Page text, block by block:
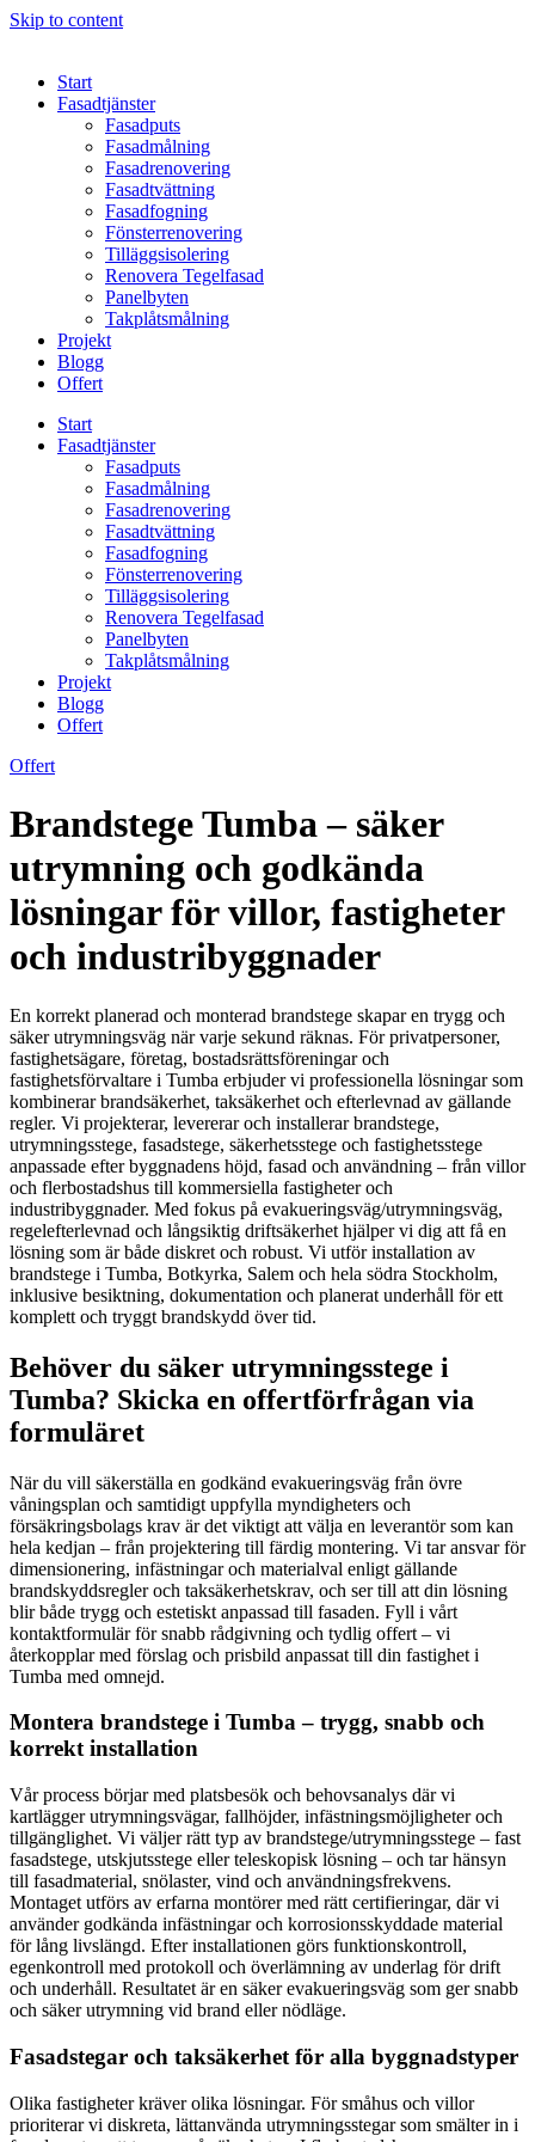
Skip to content
Start
Fasadtjänster
Fasadputs
Fasadmålning
Fasadrenovering
Fasadtvättning
Fasadfogning
Fönsterrenovering
Tilläggsisolering
Renovera Tegelfasad
Panelbyten
Takplåtsmålning
Projekt
Blogg
Offert
Start
Fasadtjänster
Fasadputs
Fasadmålning
Fasadrenovering
Fasadtvättning
Fasadfogning
Fönsterrenovering
Tilläggsisolering
Renovera Tegelfasad
Panelbyten
Takplåtsmålning
Projekt
Blogg
Offert
Offert
Brandstege Tumba – säker
utrymning och godkända
lösningar för villor, fastigheter
och industribyggnader
En korrekt planerad och monterad brandstege skapar en trygg och
säker utrymningsväg när varje sekund räknas. För privatpersoner,
fastighetsägare, företag, bostadsrättsföreningar och
fastighetsförvaltare i Tumba erbjuder vi professionella lösningar som
kombinerar brandsäkerhet, taksäkerhet och efterlevnad av gällande
regler. Vi projekterar, levererar och installerar brandstege,
utrymningsstege, fasadstege, säkerhetsstege och fastighetsstege
anpassade efter byggnadens höjd, fasad och användning – från villor
och flerbostadshus till kommersiella fastigheter och
industribyggnader. Med fokus på evakueringsväg/utrymningsväg,
regelefterlevnad och långsiktig driftsäkerhet hjälper vi dig att få en
lösning som är både diskret och robust. Vi utför installation av
brandstege i Tumba, Botkyrka, Salem och hela södra Stockholm,
inklusive besiktning, dokumentation och planerat underhåll för ett
komplett och tryggt brandskydd över tid.
Behöver du säker utrymningsstege i
Tumba? Skicka en offertförfrågan via
formuläret
När du vill säkerställa en godkänd evakueringsväg från övre
våningsplan och samtidigt uppfylla myndigheters och
försäkringsbolags krav är det viktigt att välja en leverantör som kan
hela kedjan – från projektering till färdig montering. Vi tar ansvar för
dimensionering, infästningar och materialval enligt gällande
brandskyddsregler och taksäkerhetskrav, och ser till att din lösning
blir både trygg och estetiskt anpassad till fasaden. Fyll i vårt
kontaktformulär för snabb rådgivning och tydlig offert – vi
återkopplar med förslag och prisbild anpassat till din fastighet i
Tumba med omnejd.
Montera brandstege i Tumba – trygg, snabb och
korrekt installation
Vår process börjar med platsbesök och behovsanalys där vi
kartlägger utrymningsvägar, fallhöjder, infästningsmöjligheter och
tillgänglighet. Vi väljer rätt typ av brandstege/utrymningsstege – fast
fasadstege, utskjutsstege eller teleskopisk lösning – och tar hänsyn
till fasadmaterial, snölaster, vind och användningsfrekvens.
Montaget utförs av erfarna montörer med rätt certifieringar, där vi
använder godkända infästningar och korrosionsskyddade material
för lång livslängd. Efter installationen görs funktionskontroll,
egenkontroll med protokoll och överlämning av underlag för drift
och underhåll. Resultatet är en säker evakueringsväg som ger snabb
och säker utrymning vid brand eller nödläge.
Fasadstegar och taksäkerhet för alla byggnadstyper
Olika fastigheter kräver olika lösningar. För småhus och villor
prioriterar vi diskreta, lättanvända utrymningsstegar som smälter in i